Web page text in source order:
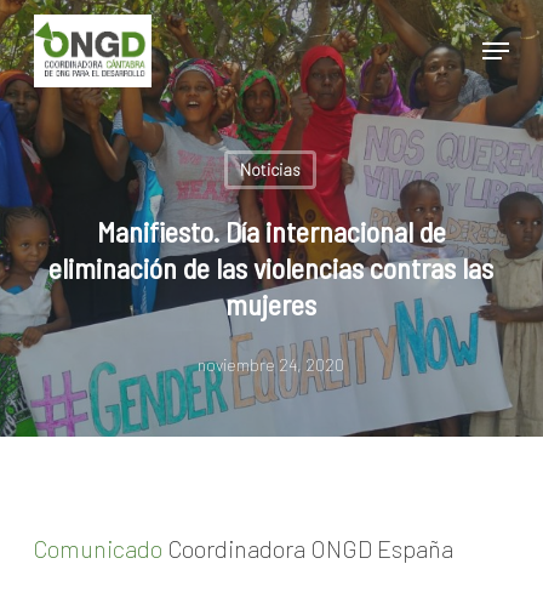
Skip
to
main
content
Menu
Noticias
Manifiesto. Día internacional de
eliminación de las violencias contras las
mujeres
noviembre 24, 2020
Comunicado Coordinadora ONGD España
Close
Menu